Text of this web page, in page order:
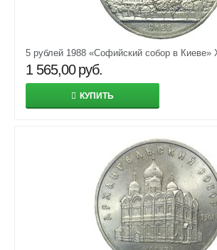
5 рублей 1988 «Софийский собор в Киеве»
1 565,00 руб.
КУПИТЬ